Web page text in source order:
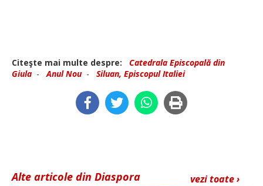
Citeşte mai multe despre:
Catedrala Episcopală din
Giula -Anul Nou- Siluan, Episcopul Italiei
vezi toate ›
Alte articole din Diaspora